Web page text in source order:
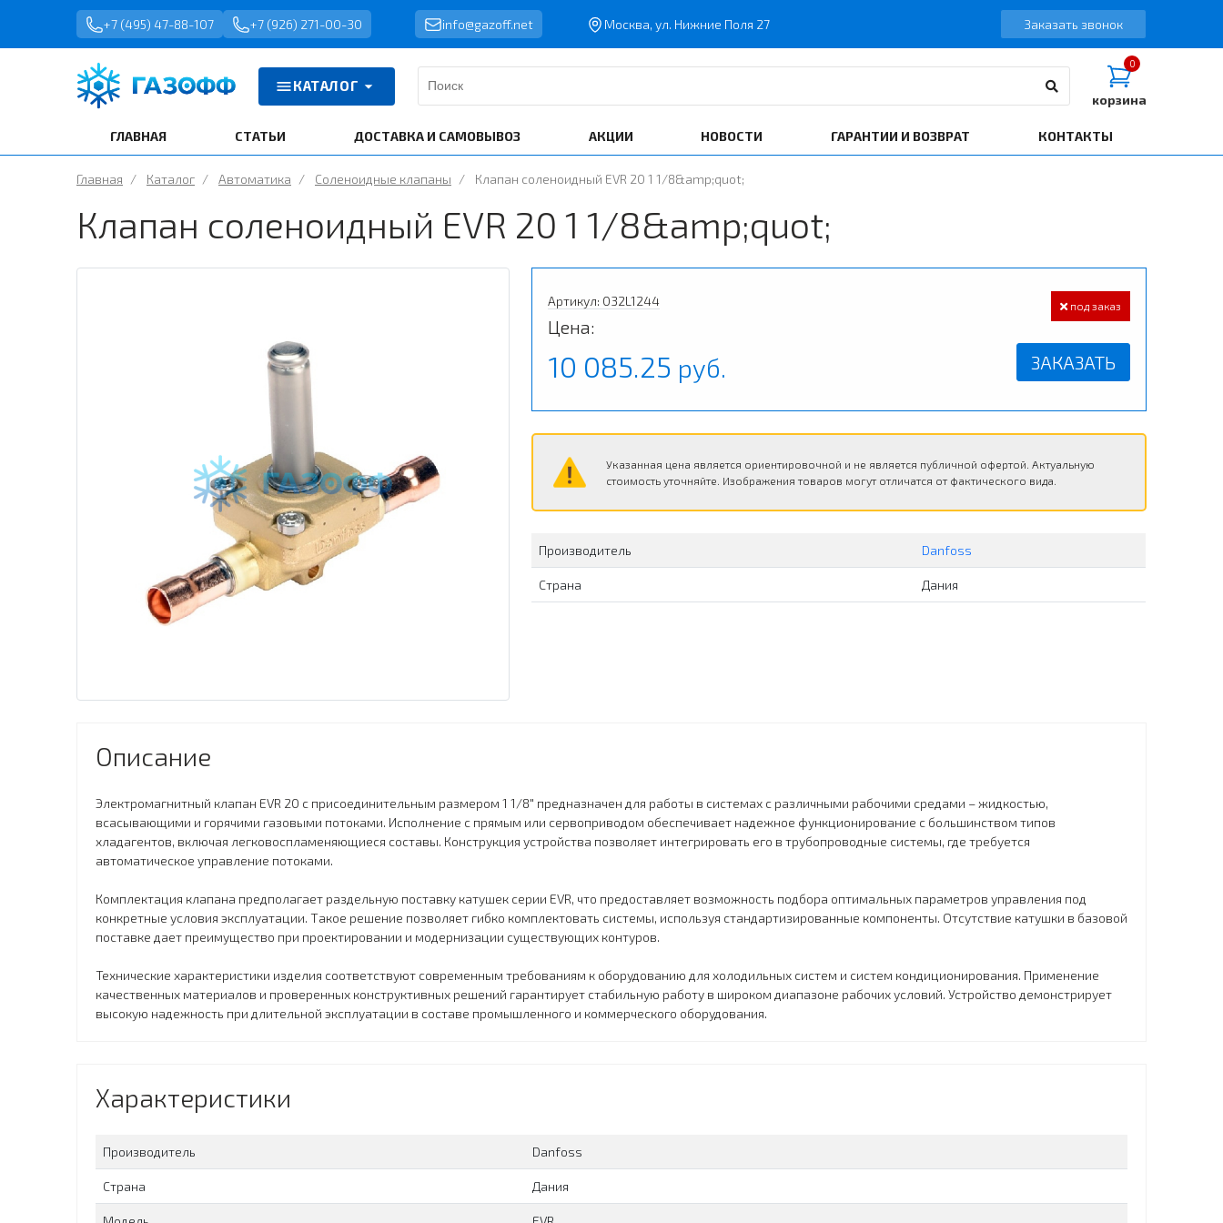
+7 (495) 47-88-107 +7 (926) 271-00-30 info@gazoff.net Москва, ул. Нижние Поля 27 Заказать звонок
КАТАЛОГ
0
корзина
ГЛАВНАЯ СТАТЬИ ДОСТАВКА И САМОВЫВОЗ АКЦИИ НОВОСТИ ГАРАНТИИ И ВОЗВРАТ КОНТАКТЫ
Главная / Каталог / Автоматика / Соленоидные клапаны / Клапан соленоидный EVR 20 1 1/8&amp;quot;
Клапан соленоидный EVR 20 1 1/8&amp;quot;
Артикул: 032L1244
Цена:
10 085.25 руб.
под заказ
ЗАКАЗАТЬ
Указанная цена является ориентировочной и не является публичной офертой. Актуальную
стоимость уточняйте. Изображения товаров могут отличатся от фактического вида.
Производитель Danfoss
Страна Дания
Описание
Электромагнитный клапан EVR 20 с присоединительным размером 1 1/8" предназначен для работы в системах с различными рабочими средами – жидкостью,
всасывающими и горячими газовыми потоками. Исполнение с прямым или сервоприводом обеспечивает надежное функционирование с большинством типов
хладагентов, включая легковоспламеняющиеся составы. Конструкция устройства позволяет интегрировать его в трубопроводные системы, где требуется
автоматическое управление потоками.
Комплектация клапана предполагает раздельную поставку катушек серии EVR, что предоставляет возможность подбора оптимальных параметров управления под
конкретные условия эксплуатации. Такое решение позволяет гибко комплектовать системы, используя стандартизированные компоненты. Отсутствие катушки в базовой
поставке дает преимущество при проектировании и модернизации существующих контуров.
Технические характеристики изделия соответствуют современным требованиям к оборудованию для холодильных систем и систем кондиционирования. Применение
качественных материалов и проверенных конструктивных решений гарантирует стабильную работу в широком диапазоне рабочих условий. Устройство демонстрирует
высокую надежность при длительной эксплуатации в составе промышленного и коммерческого оборудования.
Характеристики
Производитель Danfoss
Страна Дания